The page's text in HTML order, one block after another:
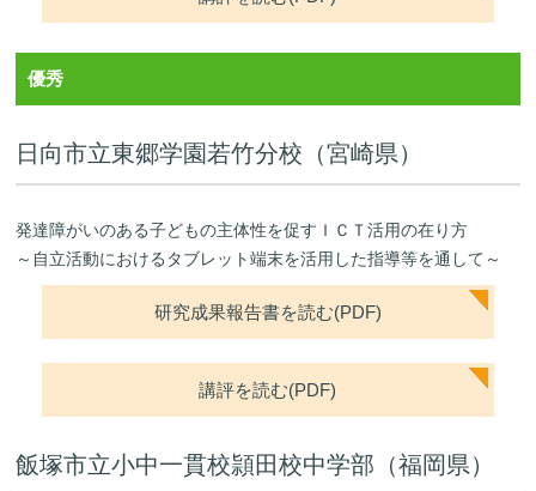
優秀
日向市立東郷学園若竹分校（宮崎県）
発達障がいのある子どもの主体性を促すＩＣＴ活用の在り方
～自立活動におけるタブレット端末を活用した指導等を通して～
研究成果報告書を読む(PDF)
講評を読む(PDF)
飯塚市立小中一貫校頴田校中学部（福岡県）